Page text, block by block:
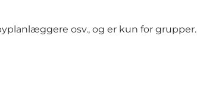
osv., og er kun for grupper.